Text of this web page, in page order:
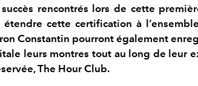
rencontrés lors de cette
cette certification à
Constantin pourront également
leurs montres tout au long de leur
The Hour Club.